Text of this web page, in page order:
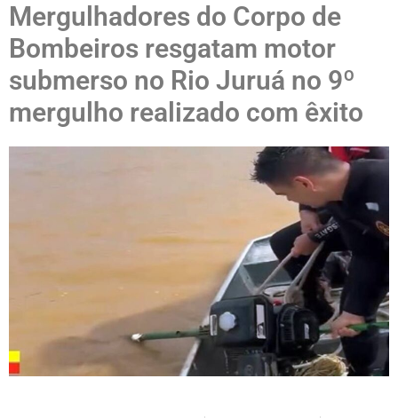
Mergulhadores do Corpo de
Bombeiros resgatam motor
submerso no Rio Juruá no 9º
mergulho realizado com êxito